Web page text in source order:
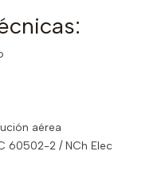
aérea
60502-2 / NCh Elec